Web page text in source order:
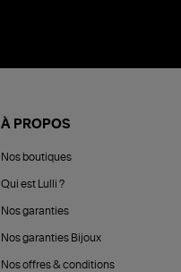
À PROPOS
Nos boutiques
Qui est Lulli ?
Nos garanties
Nos garanties Bijoux
Nos offres & conditions